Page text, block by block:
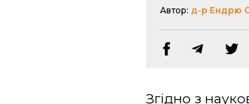
Автор: д-р Ендрю
Згідно з